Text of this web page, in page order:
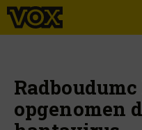
opgenomen